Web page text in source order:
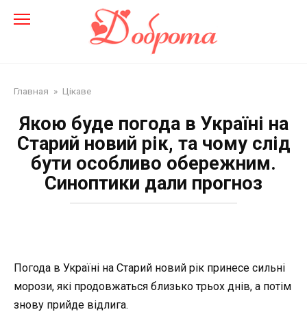
Главная » Цікаве
Якою буде погода в Україні на
Старий новий рік, та чому слід
бути особливо обережним.
Синоптики дали прогноз
Погода в Україні на Старий новий рік принесе сильні
морози, які продовжаться близько трьох днів, а потім
знову прийде відлига.